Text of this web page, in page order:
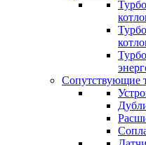
Сопутствующие